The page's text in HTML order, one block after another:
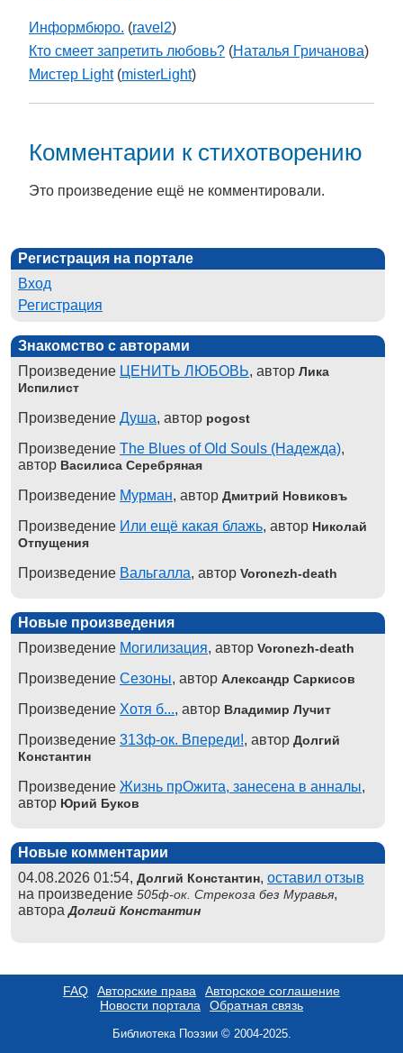
Информбюро. (ravel2)
Кто смеет запретить любовь? (Наталья Гричанова)
Мистер Light(misterLight)
Комментарии к стихотворению
Это произведение ещё не комментировали.
Регистрация на портале
Вход
Регистрация
Знакомство с авторами
Произведение ЦЕНИТЬ ЛЮБОВЬ, автор Лика
Испилист
Произведение Душа, автор pogost
Произведение The Blues of Old Souls (Надежда),
автор Василиса Серебряная
Произведение Мурман, автор Дмитрий Новиковъ
Произведение Или ещё какая блажь, автор Николай
Отпущения
Произведение Вальгалла, автор Voronezh-death
Новые произведения
Произведение Могилизация, автор Voronezh-death
Произведение Сезоны, автор Александр Саркисов
Произведение Хотя б..., автор Владимир Лучит
Произведение 313ф-ок. Впереди!, автор Долгий
Константин
Произведение Жизнь прОжита, занесена в анналы,
автор Юрий Буков
Новые комментарии
04.08.2026 01:54, Долгий Константин, оставил отзыв
на произведение 505ф-ок. Стрекоза без Муравья,
автораДолгий Константин
FAQ Авторские права
Авторское соглашение
Новости портала
Обратная связь
Библиотека Поэзии © 2004-2025.